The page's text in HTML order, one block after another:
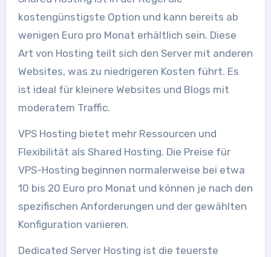
kostengünstigste Option und kann bereits ab
wenigen Euro pro Monat erhältlich sein. Diese
Art von Hosting teilt sich den Server mit anderen
Websites, was zu niedrigeren Kosten führt. Es
ist ideal für kleinere Websites und Blogs mit
moderatem Traffic.
VPS Hosting bietet mehr Ressourcen und
Flexibilität als Shared Hosting. Die Preise für
VPS-Hosting beginnen normalerweise bei etwa
10 bis 20 Euro pro Monat und können je nach den
spezifischen Anforderungen und der gewählten
Konfiguration variieren.
Dedicated Server Hosting ist die teuerste